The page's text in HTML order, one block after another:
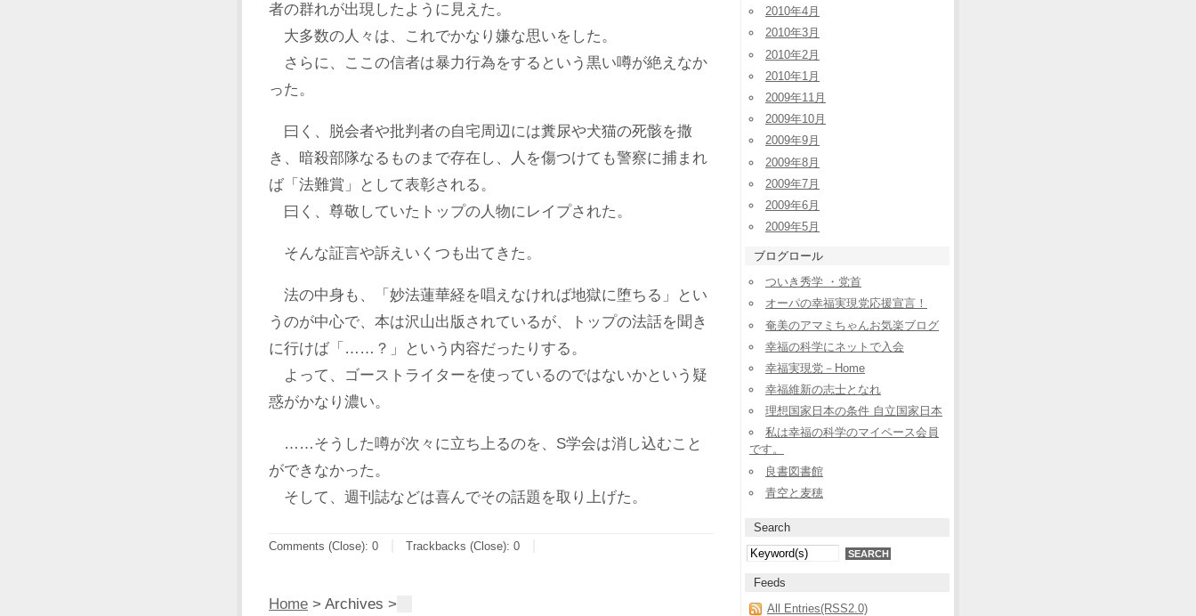
者の群れが出現したように見えた。
大多数の人々は、これでかなり嫌な思いをした。
さらに、ここの信者は暴力行為をするという黒い噂が絶えなか
った。
曰く、脱会者や批判者の自宅周辺には糞尿や犬猫の死骸を撒
き、暗殺部隊なるものまで存在し、人を傷つけても警察に捕まれ
ば「法難賞」として表彰される。
曰く、尊敬していたトップの人物にレイプされた。
そんな証言や訴えいくつも出てきた。
法の中身も、「妙法蓮華経を唱えなければ地獄に堕ちる」とい
うのが中心で、本は沢山出版されているが、トップの法話を聞き
に行けば「……？」という内容だったりする。
よって、ゴーストライターを使っているのではないかという疑
惑がかなり濃い。
……そうした噂が次々に立ち上るのを、S学会は消し込むこと
ができなかった。
そして、週刊誌などは喜んでその話題を取り上げた。
Comments (Close): 0 Trackbacks (Close): 0
Home > Archives >
2010年4月
2010年3月
2010年2月
2010年1月
2009年11月
2009年10月
2009年9月
2009年8月
2009年7月
2009年6月
2009年5月
ブログロール
ついき秀学 ・党首
オーパの幸福実現党応援宣言！
奄美のアマミちゃんお気楽ブログ
幸福の科学にネットで入会
幸福実現党－Home
幸福維新の志士となれ
理想国家日本の条件 自立国家日本
私は幸福の科学のマイペース会員
です。
良書図書館
青空と麦穂
Search
Feeds
All Entries(RSS2.0)